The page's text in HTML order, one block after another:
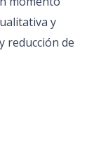
y
reducción de